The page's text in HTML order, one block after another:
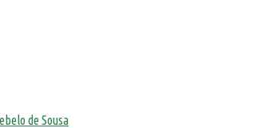
de Sousa